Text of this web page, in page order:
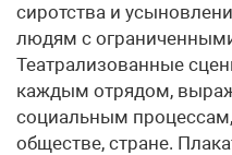
сиротства и
людям с
Театрализованные
каждым отрядом,
социальным
обществе, стране.